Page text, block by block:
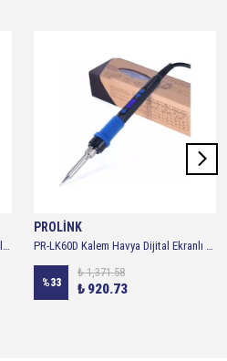
Class ZD-715 300 Watt Balta Uçlu Kalem Havya
PROLİNK
PR-LK60D Kalem Havya Dijital Ekranlı 60w - 200°C - 500°C
%33
₺ 1,371.58
₺ 920.73